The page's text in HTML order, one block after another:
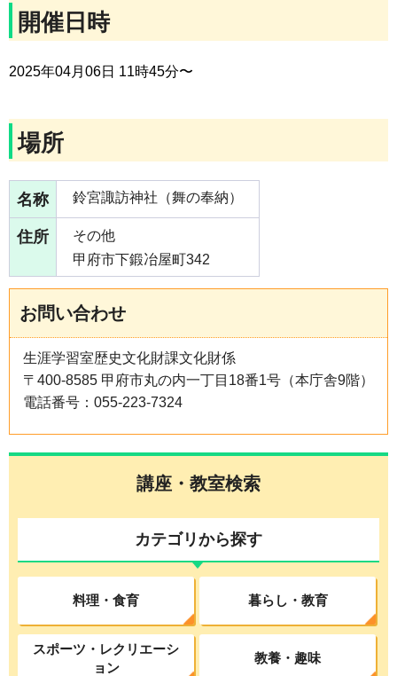
開催日時
2025年04月06日 11時45分〜
場所
名称 鈴宮諏訪神社（舞の奉納）
住所
その他
甲府市下鍛冶屋町342
お問い合わせ
生涯学習室歴史文化財課文化財係
〒400-8585 甲府市丸の内一丁目18番1号（本庁舎9階）
電話番号：055-223-7324
講座・教室検索
カテゴリから探す
料理・食育 暮らし・教育
スポーツ・レクリエーシ
ョン
教養・趣味